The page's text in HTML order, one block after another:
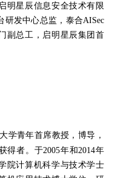
明星辰信息安全技术有限
研发中心总监，泰合AISec
副总工，启明星辰集团首
学青年首席教授，博导，
得者。于2005年和2014年
院计算机科学与技术学士